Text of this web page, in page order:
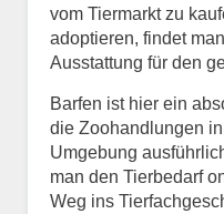
vom Tiermarkt zu
adoptieren, findet
Ausstattung für den
Barfen ist hier ein
die Zoohandlungen
Umgebung
man den Tierbedarf
Weg ins